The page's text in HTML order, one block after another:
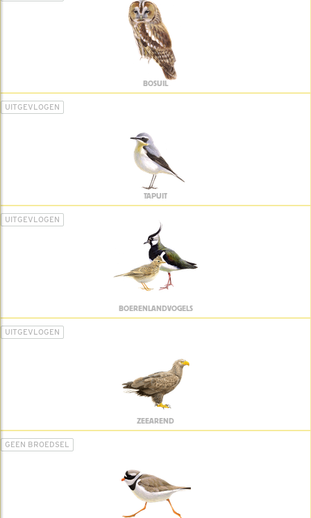
BOSUIL
UITGEVLOGEN
TAPUIT
UITGEVLOGEN
BOERENLANDVOGELS
UITGEVLOGEN
ZEEAREND
GEEN BROEDSEL